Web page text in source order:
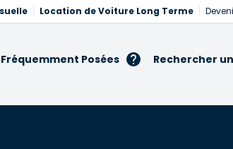
Location de Voiture Long Terme
Posées Rechercher